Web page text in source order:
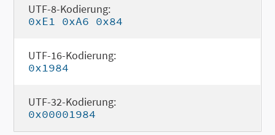
UTF-8-Kodierung:
0xE1 0xA6 0x84
UTF-16-Kodierung:
0x1984
UTF-32-Kodierung:
0x00001984